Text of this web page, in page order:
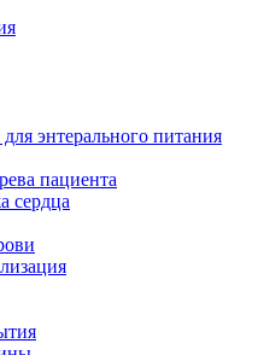
энтерального питания
пациента
сердца